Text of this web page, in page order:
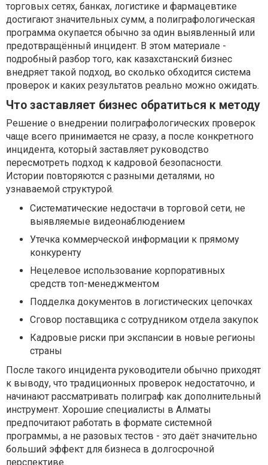
торговых сетях, банках, логистике и фармацевтике
достигают значительных сумм, а полиграфологическая
программа окупается обычно за один выявленный или
предотвращённый инцидент. В этом материале -
подробный разбор того, как казахстанский бизнес
внедряет такой подход, во сколько обходится система
проверок и каких результатов реально можно ожидать.
Что заставляет бизнес обратиться к методу
Решение о внедрении полиграфологических проверок
чаще всего принимается не сразу, а после конкретного
инцидента, который заставляет руководство
пересмотреть подход к кадровой безопасности.
Истории повторяются с разными деталями, но
узнаваемой структурой.
Систематические недостачи в торговой сети, не
выявляемые видеонаблюдением
Утечка коммерческой информации к прямому
конкуренту
Нецелевое использование корпоративных
средств топ-менеджментом
Подделка документов в логистических цепочках
Сговор поставщика с сотрудником отдела закупок
Кадровые риски при экспансии в новые регионы
страны
После такого инцидента руководители обычно приходят
к выводу, что традиционных проверок недостаточно, и
начинают рассматривать полиграф как дополнительный
инструмент. Хорошие специалисты в Алматы
предпочитают работать в формате системной
программы, а не разовых тестов - это даёт значительно
больший эффект для бизнеса в долгосрочной
перспективе.